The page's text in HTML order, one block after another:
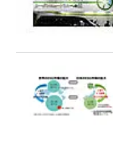
2022
環境
2021